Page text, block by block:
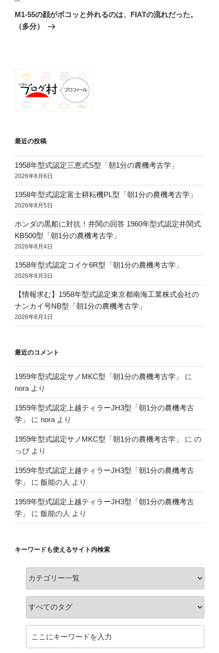
ー
シ
の
投
M1-55の顔がボコッと外れるのは、FIATの流れだった。
（多分）
最近の投稿
1958年型式認定三恵式S型「朝1分の農機考古学」
2026年8月6日
1958年型式認定富士耕耘機PL型「朝1分の農機考古学」
2026年8月5日
ホンダの黒船に対抗！井関の回答 1960年型式認定井関式
KB500型「朝1分の農機考古学」
2026年8月4日
1958年型式認定コイケ6R型「朝1分の農機考古学」
2026年8月3日
【情報求む】1958年型式認定東京都南海工業株式会社の
ナンカイ号NB型「朝1分の農機考古学」
2026年8月1日
最近のコメント
1959年型式認定サノMKC型「朝1分の農機考古学」
に
nora より
1959年型式認定上越ティラーJH3型「朝1分の農機考古
学」
に nora より
1959年型式認定サノMKC型「朝1分の農機考古学」 に の
っぴより
1959年型式認定上越ティラーJH3型「朝1分の農機考古
学」
に 飯能の人 より
1959年型式認定上越ティラーJH3型「朝1分の農機考古
学」
に 飯能の人 より
キーワードも使えるサイト内検索